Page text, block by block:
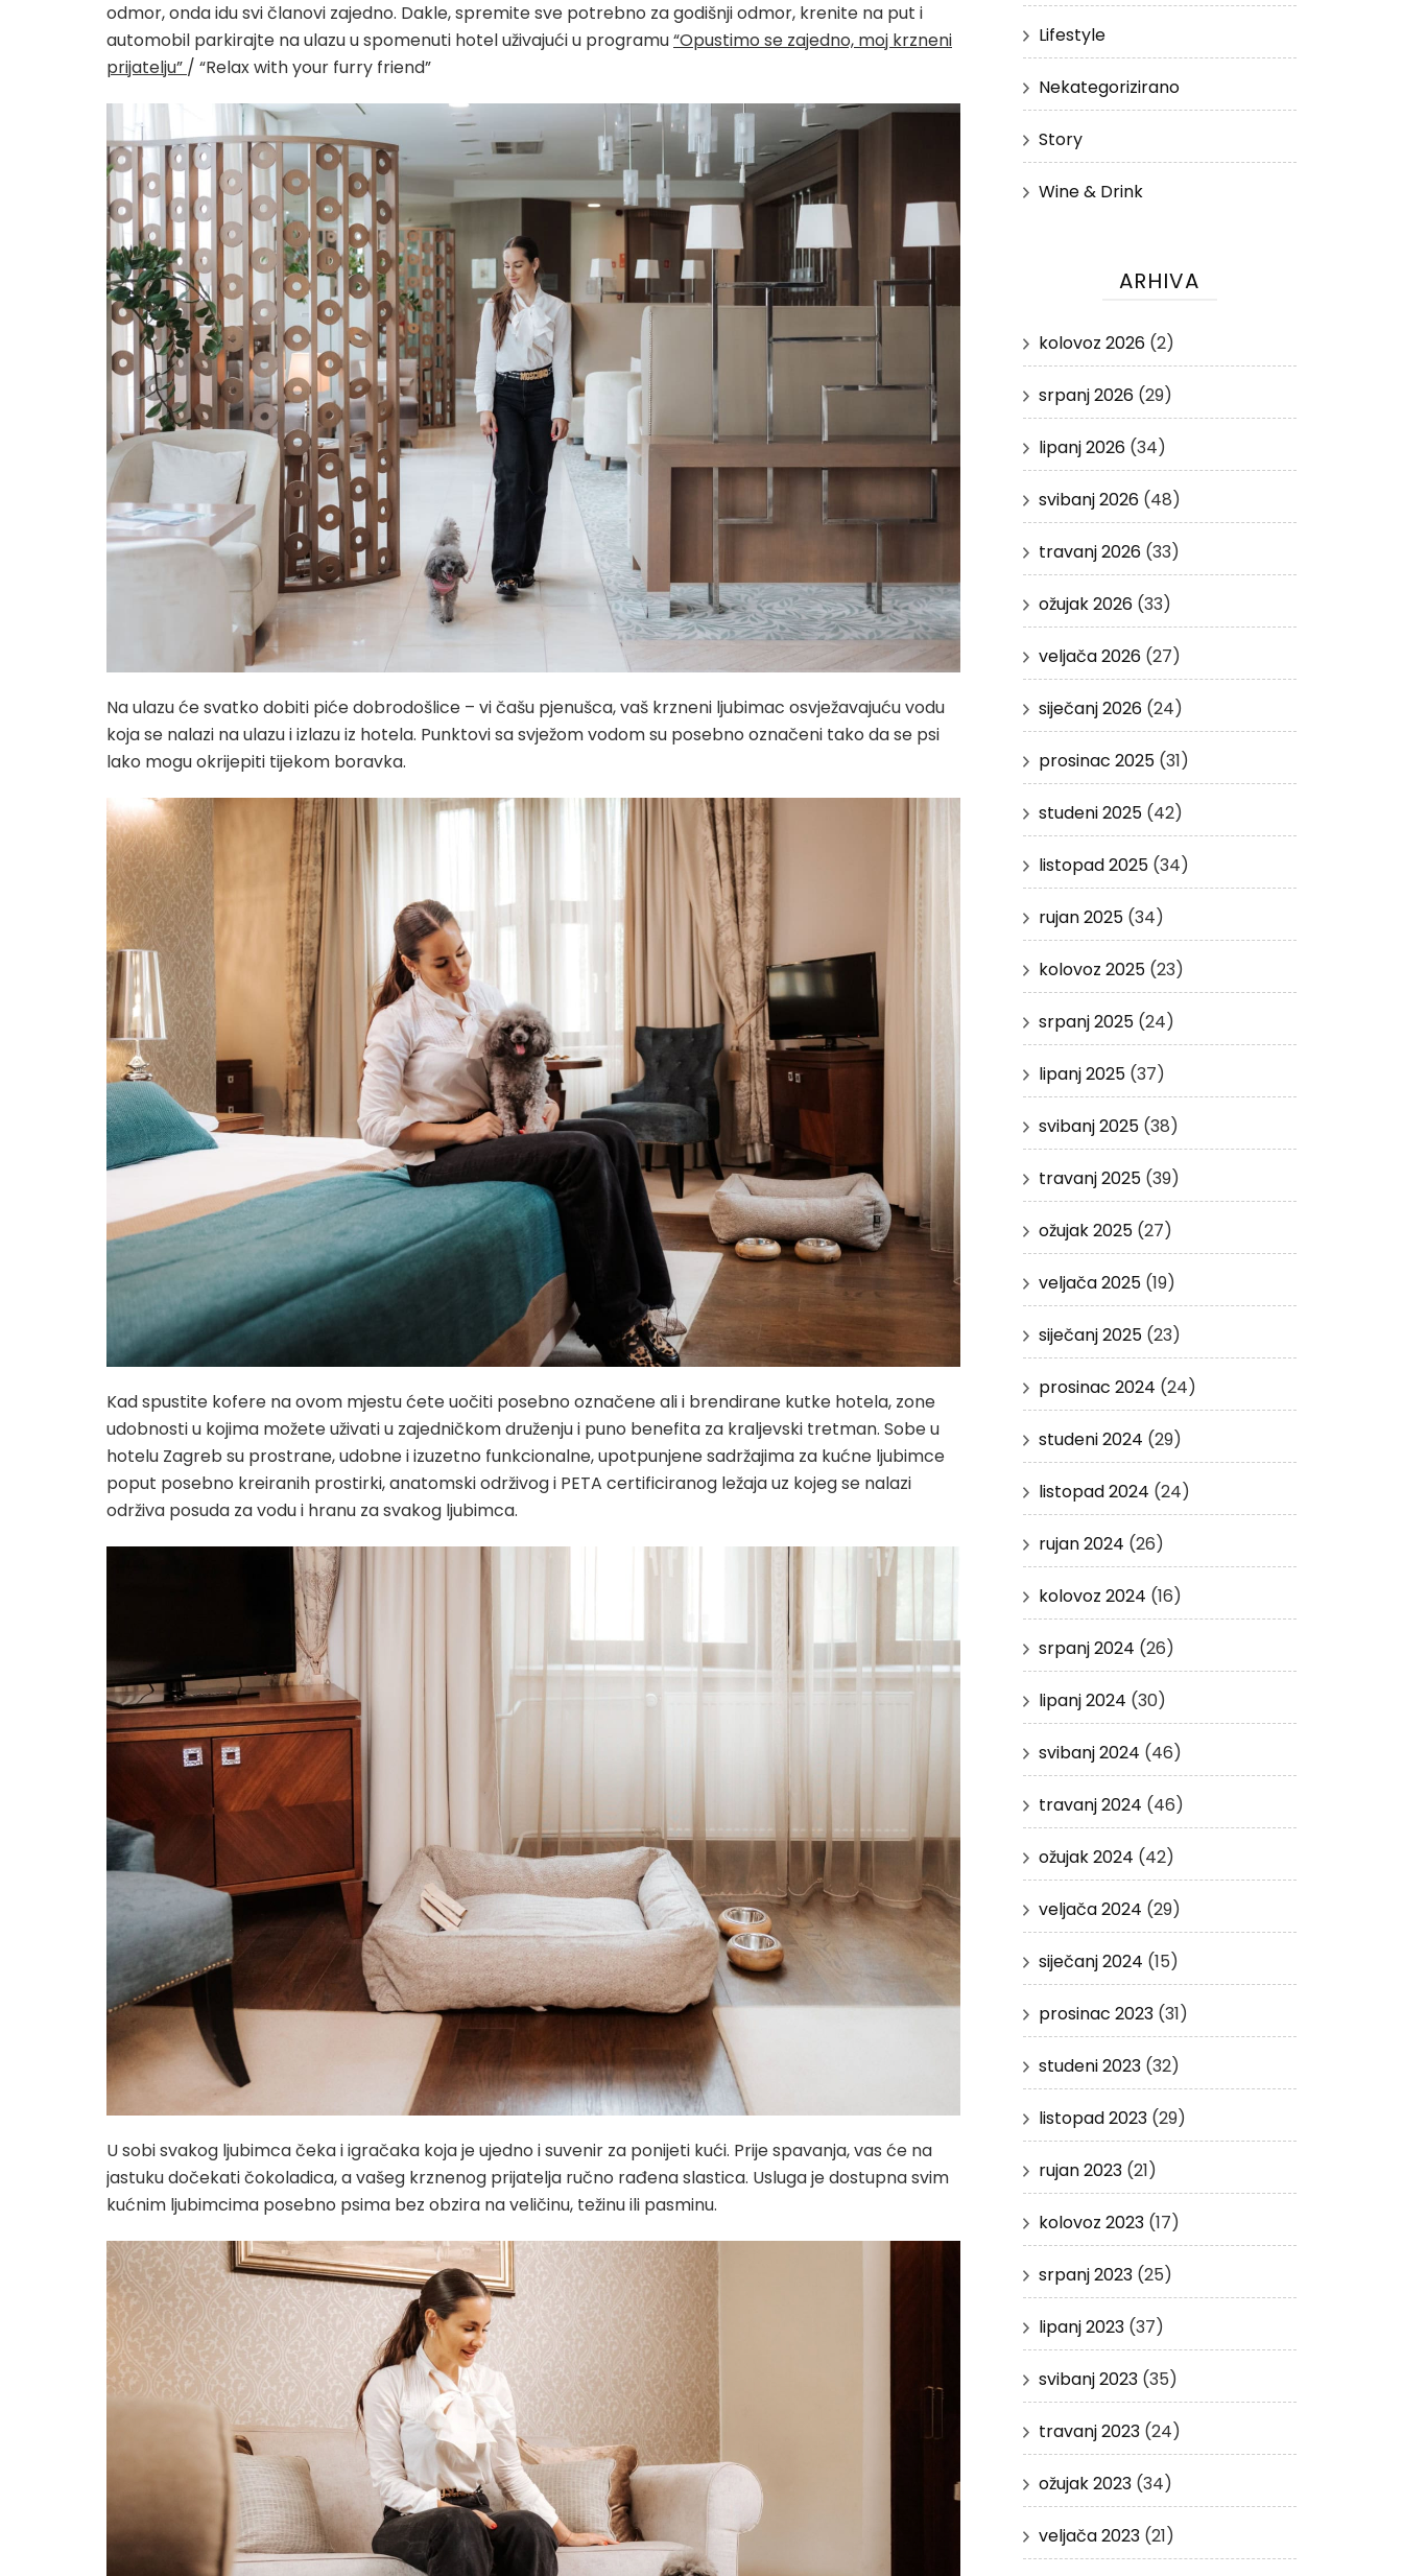
odmor, onda idu svi članovi zajedno. Dakle, spremite sve potrebno za godišnji odmor, krenite na put i
automobil parkirajte na ulazu u spomenuti hotel uživajući u programu“Opustimo se zajedno, moj krzneni
prijatelju” / “Relax with your furry friend”
Na ulazu će svatko dobiti piće dobrodošlice – vi čašu pjenušca, vaš krzneni ljubimac osvježavajuću vodu
koja se nalazi na ulazu i izlazu iz hotela. Punktovi sa svježom vodom su posebno označeni tako da se psi
lako mogu okrijepiti tijekom boravka.
Kad spustite kofere na ovom mjestu ćete uočiti posebno označene ali i brendirane kutke hotela, zone
udobnosti u kojima možete uživati u zajedničkom druženju i puno benefita za kraljevski tretman. Sobe u
hotelu Zagreb su prostrane, udobne i izuzetno funkcionalne, upotpunjene sadržajima za kućne ljubimce
poput posebno kreiranih prostirki, anatomski održivog i PETA certificiranog ležaja uz kojeg se nalazi
održiva posuda za vodu i hranu za svakog ljubimca.
U sobi svakog ljubimca čeka i igračaka koja je ujedno i suvenir za ponijeti kući. Prije spavanja, vas će na
jastuku dočekati čokoladica, a vašeg krznenog prijatelja ručno rađena slastica. Usluga je dostupna svim
kućnim ljubimcima posebno psima bez obzira na veličinu, težinu ili pasminu.
Lifestyle
Nekategorizirano
Story
Wine & Drink
ARHIVA
kolovoz 2026(2)
srpanj 2026(29)
lipanj 2026(34)
svibanj 2026(48)
travanj 2026(33)
ožujak 2026(33)
veljača 2026(27)
siječanj 2026(24)
prosinac 2025(31)
studeni 2025(42)
listopad 2025(34)
rujan 2025(34)
kolovoz 2025(23)
srpanj 2025(24)
lipanj 2025(37)
svibanj 2025(38)
travanj 2025(39)
ožujak 2025(27)
veljača 2025(19)
siječanj 2025(23)
prosinac 2024 (24)
studeni 2024 (29)
listopad 2024 (24)
rujan 2024 (26)
kolovoz 2024 (16)
srpanj 2024 (26)
lipanj 2024 (30)
svibanj 2024 (46)
travanj 2024 (46)
ožujak 2024 (42)
veljača 2024 (29)
siječanj 2024 (15)
prosinac 2023(31)
studeni 2023(32)
listopad 2023(29)
rujan 2023(21)
kolovoz 2023(17)
srpanj 2023(25)
lipanj 2023(37)
svibanj 2023(35)
travanj 2023(24)
ožujak 2023(34)
veljača 2023(21)